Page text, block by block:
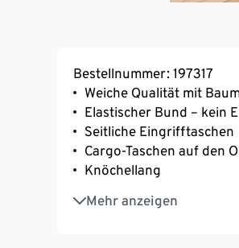
Bestellnummer: 197317
Weiche Qualität mit
Elastischer Bund – kein
Seitliche Eingrifftaschen
Cargo-Taschen auf den
Knöchellang
Mehr anzeigen
Mit Elasthan: